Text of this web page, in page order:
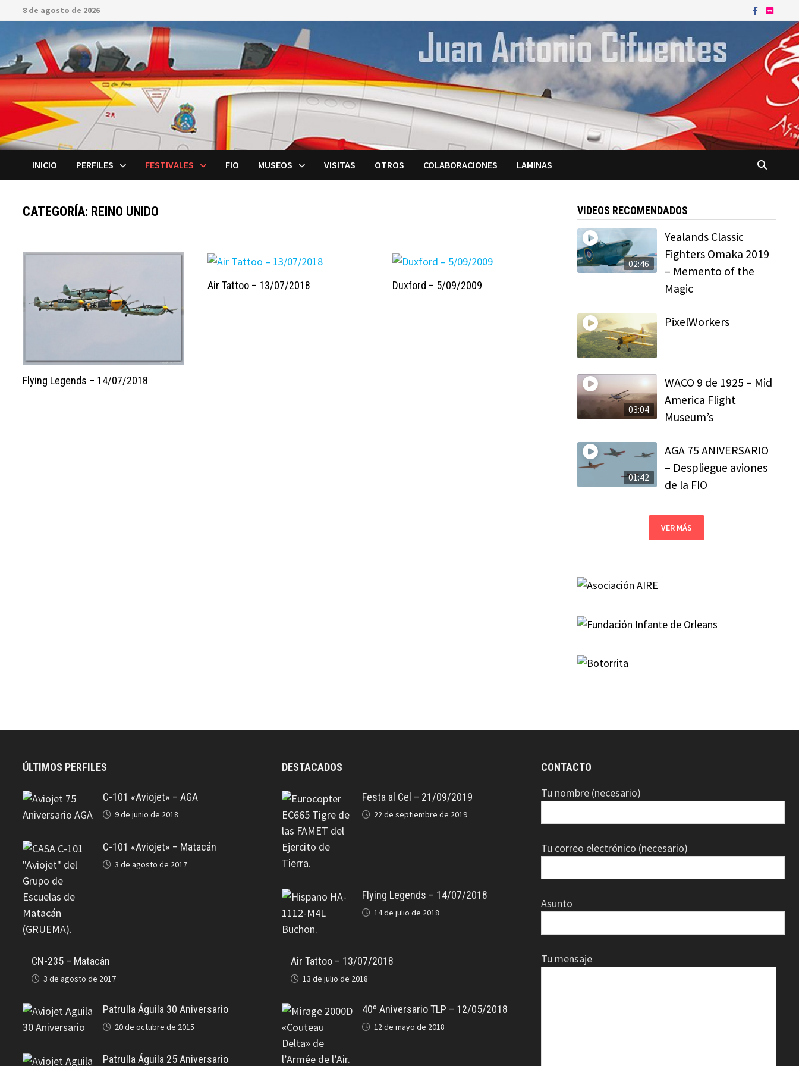
Saltar
al
contenido
8 de agosto de 2026
INICIO PERFILES FESTIVALES FIO MUSEOS VISITAS OTROS COLABORACIONES LAMINAS
CATEGORÍA: REINO UNIDO
Flying Legends – 14/07/2018
Air Tattoo – 13/07/2018 Duxford – 5/09/2009
VIDEOS RECOMENDADOS
02:46
Yealands Classic
Fighters Omaka 2019
– Memento of the
Magic
PixelWorkers
03:04
WACO 9 de 1925 – Mid
America Flight
Museum’s
01:42
AGA 75 ANIVERSARIO
– Despliegue aviones
de la FIO
VER MÁS
ÚLTIMOS PERFILES
C-101 «Aviojet» – AGA
9 de junio de 2018
C-101 «Aviojet» – Matacán
3 de agosto de 2017
CN-235 – Matacán
3 de agosto de 2017
Patrulla Águila 30 Aniversario
20 de octubre de 2015
Patrulla Águila 25 Aniversario
DESTACADOS
Festa al Cel – 21/09/2019
22 de septiembre de 2019
Flying Legends – 14/07/2018
14 de julio de 2018
Air Tattoo – 13/07/2018
13 de julio de 2018
40º Aniversario TLP – 12/05/2018
12 de mayo de 2018
CONTACTO
Tu nombre (necesario)
Tu correo electrónico (necesario)
Asunto
Tu mensaje